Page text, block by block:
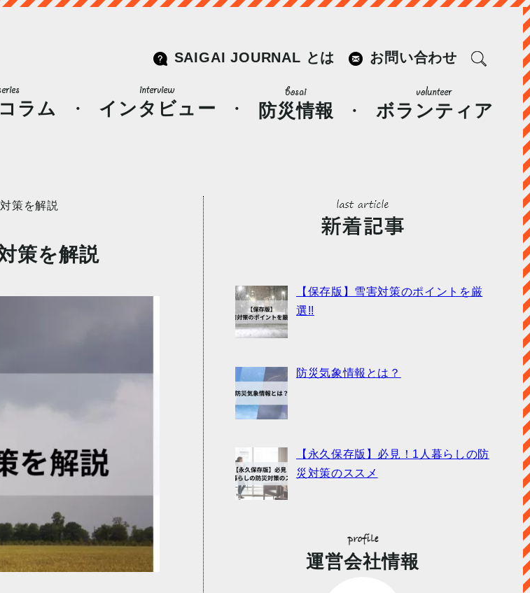
SAIGAI JOURNAL とは お問い合わせ
ラム インタビュー 防災情報 ボランティア
策を解説
策を解説
【保存版】雪害対策のポイントを厳
選!!
防災気象情報とは？
【永久保存版】必見！1人暮らしの防
災対策のススメ
運営会社情報